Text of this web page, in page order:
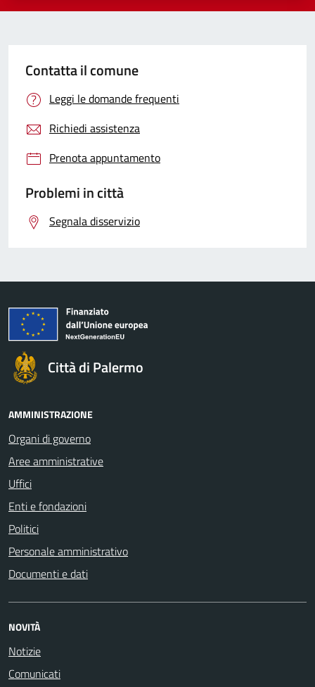
Contatta il comune
Leggi le domande frequenti
Richiedi assistenza
Prenota appuntamento
Problemi in città
Segnala disservizio
Città di Palermo
AMMINISTRAZIONE
Organi di governo
Aree amministrative
Uffici
Enti e fondazioni
Politici
Personale amministrativo
Documenti e dati
NOVITÀ
Notizie
Comunicati